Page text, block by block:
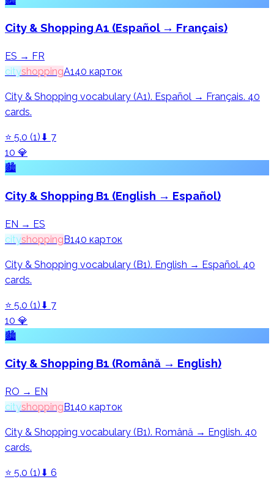
City & Shopping A1 (Español → Français)
ES → FR
cityshoppingA140 карток
City & Shopping vocabulary (A1). Español → Français. 40
cards.
⭐ 5.0 (1) ⬇ 7
10 💎
🏙️
City & Shopping B1 (English → Español)
EN → ES
cityshoppingB1 40 карток
City & Shopping vocabulary (B1). English → Español. 40
cards.
⭐ 5.0 (1 ) ⬇ 7
10 💎
🏙️
City & Shopping B1 (Română → English)
RO → EN
cityshoppingB140 карток
City & Shopping vocabulary (B1). Română → English. 40
cards.
⭐ 5.0 (1) ⬇ 6